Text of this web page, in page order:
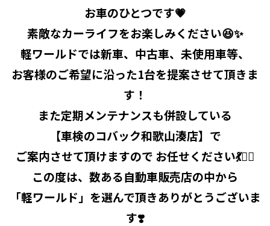
お車のひとつです💗
素敵なカーライフをお楽しみください😆✨
軽ワールドでは新車、中古車、未使用車等、
お客様のご希望に沿った1台を提案させて頂きま
す！
また定期メンテナンスも併設している
【車検のコバック和歌山湊店】で
ご案内させて頂けますので お任せください💃🧞‍♂️
この度は、数ある自動車販売店の中から
「軽ワールド」を選んで頂きありがとうございま
す❣️